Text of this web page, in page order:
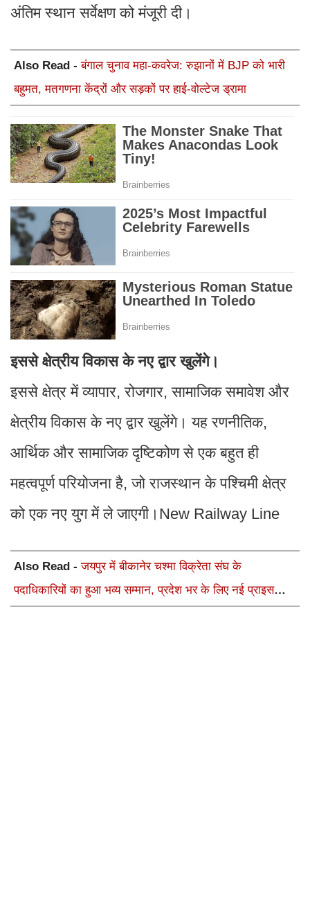
अंतिम स्थान सर्वेक्षण को मंजूरी दी।
Also Read -बंगाल चुनाव महा-कवरेज: रुझानों में BJP को भारी
बहुमत, मतगणना केंद्रों और सड़कों पर हाई-वोल्टेज ड्रामा
इससे क्षेत्रीय विकास के नए द्वार खुलेंगे।
इससे क्षेत्र में व्यापार, रोजगार, सामाजिक समावेश और
क्षेत्रीय विकास के नए द्वार खुलेंगे। यह रणनीतिक,
आर्थिक और सामाजिक दृष्टिकोण से एक बहुत ही
महत्वपूर्ण परियोजना है, जो राजस्थान के पश्चिमी क्षेत्र
को एक नए युग में ले जाएगी।New Railway Line
Also Read -जयपुर में बीकानेर चश्मा विक्रेता संघ के
पदाधिकारियों का हुआ भव्य सम्मान, प्रदेश भर के लिए नई प्राइस